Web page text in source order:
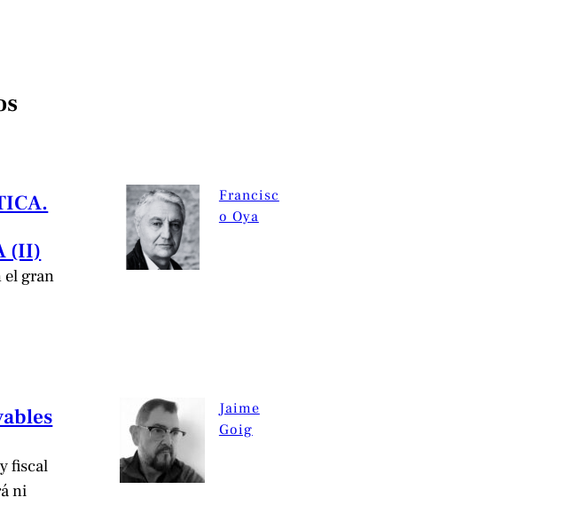
(II)
el gran
Francisc
o Oya
fiscal
ni
Jaime
Goig